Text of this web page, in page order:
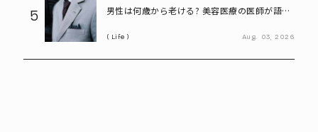
5
男性は何歳から老ける? 美容医療の医師が語る
Life Aug. 03, 2026